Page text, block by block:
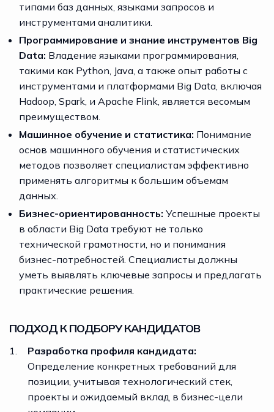
типами баз данных, языками запросов и
инструментами аналитики.
Программирование и знание инструментов Big
Data: Владение языками программирования,
такими как Python, Java, а также опыт работы с
инструментами и платформами Big Data, включая
Hadoop, Spark, и Apache Flink, является весомым
преимуществом.
Машинное обучение и статистика: Понимание
основ машинного обучения и статистических
методов позволяет специалистам эффективно
применять алгоритмы к большим объемам
данных.
Бизнес-ориентированность: Успешные проекты
в области Big Data требуют не только
технической грамотности, но и понимания
бизнес-потребностей. Специалисты должны
уметь выявлять ключевые запросы и предлагать
практические решения.
ПОДХОД К ПОДБОРУ КАНДИДАТОВ
Разработка профиля кандидата:
Определение конкретных требований для
позиции, учитывая технологический стек,
проекты и ожидаемый вклад в бизнес-цели